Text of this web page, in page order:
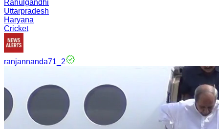
Rahulgandhi
Uttarpradesh
Haryana
Cricket
ranjannanda71_2